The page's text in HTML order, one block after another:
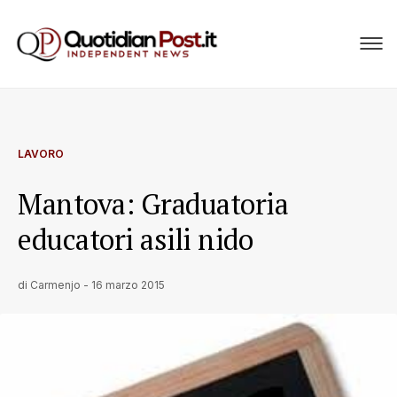
LAVORO
Mantova: Graduatoria
educatori asili nido
di Carmenjo - 16 marzo 2015